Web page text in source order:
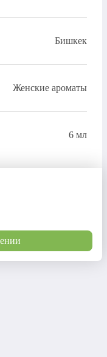
Бишкек
Женские ароматы
6 мл